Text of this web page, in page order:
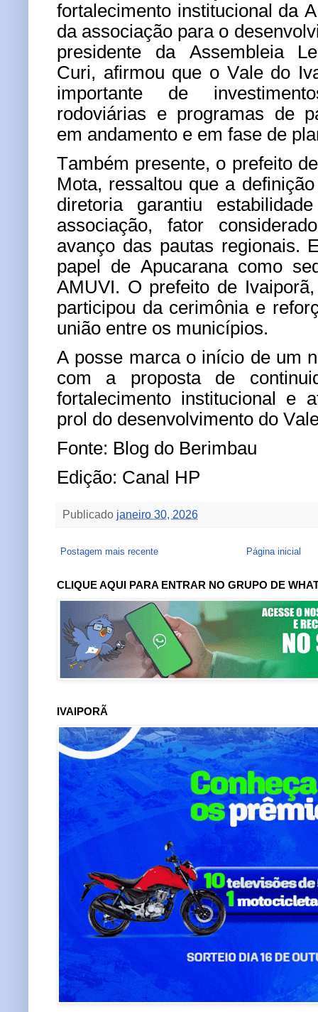
fortalecimento institucional da
da associação para o
presidente da Assembleia
Curi, afirmou que o Vale do
importante de
rodoviárias e programas de
em andamento e em fase de
Também presente, o prefeito
Mota, ressaltou que a
diretoria garantiu
associação, fator
avanço das pautas regionais.
papel de Apucarana como
AMUVI. O prefeito de
participou da cerimônia e
união entre os municípios.
A posse marca o início de um
com a proposta de
fortalecimento institucional e
prol do desenvolvimento do
Fonte: Blog do Berimbau
Edição: Canal HP
Publicado janeiro 30, 2026
Postagem mais recente Página inicial
CLIQUE AQUI PARA ENTRAR NO GRUPO DE
IVAIPORÃ